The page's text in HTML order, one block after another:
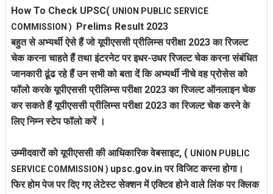
How To Check UPSC( UNION PUBLIC SERVICE
COMMISSION ) Prelims Result 2023
बहुत से अभ्यर्थी ऐसे हैं जो यूपीएससी प्रीलिम्स परीक्षा 2023 का रिजल्ट
चेक करना चाहते हैं तथा इंटरनेट पर इधर-उधर रिजल्ट चेक करना संबंधित
जानकारी ढूंढ रहे हैं उन सभी को बता दें कि अभ्यर्थी नीचे वह प्रोसेस को
फॉलो करके यूपीएससी प्रीलिम्स परीक्षा 2023 का रिजल्ट ऑनलाइन चेक
कर सकते हैं यूपीएससी प्रीलिम्स परीक्षा 2023 का रिजल्ट चेक करने के
लिए निम्न स्टेप फॉलो करें ।
उम्मीदवारों को यूपीएससी की आधिकारिक वेबसाइट, ( UNION PUBLIC
SERVICE COMMISSION ) upsc.gov.in पर विजिट करना होगा।
फिर होम पेज पर दिए गए लेटेस्ट सेक्शन में एक्टिव होने वाले लिंक पर क्लिक